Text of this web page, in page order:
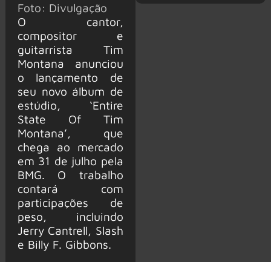
Foto: Divulgação
O cantor,
compositor e
guitarrista Tim
Montana anunciou
o lançamento de
seu novo álbum de
estúdio, ‘Entire
State Of Tim
Montana’, que
chega ao mercado
em 31 de julho pela
BMG. O trabalho
contará com
participações de
peso, incluindo
Jerry Cantrell, Slash
e Billy F. Gibbons.